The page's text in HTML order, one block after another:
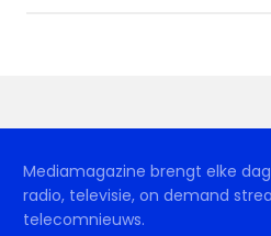
Mediamagazine brengt elke
radio, televisie, on demand
telecomnieuws.